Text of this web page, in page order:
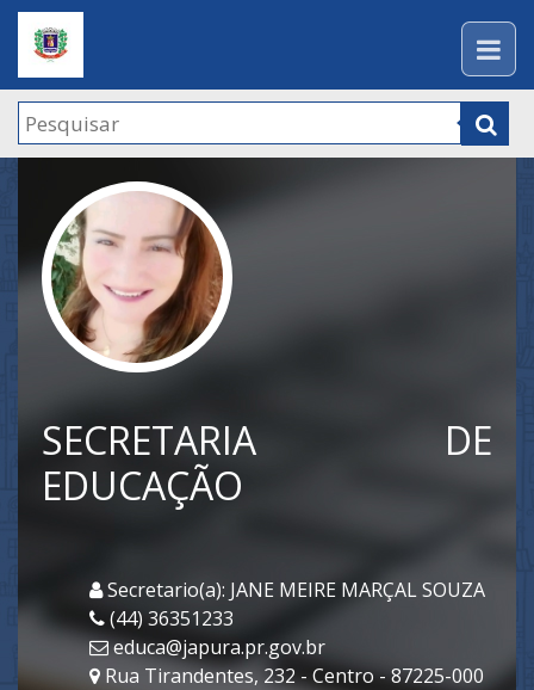
SECRETARIA DE
EDUCAÇÃO
Secretario(a): JANE MEIRE MARÇAL SOUZA
(44) 36351233
educa@japura.pr.gov.br
Rua Tirandentes, 232 - Centro - 87225-000